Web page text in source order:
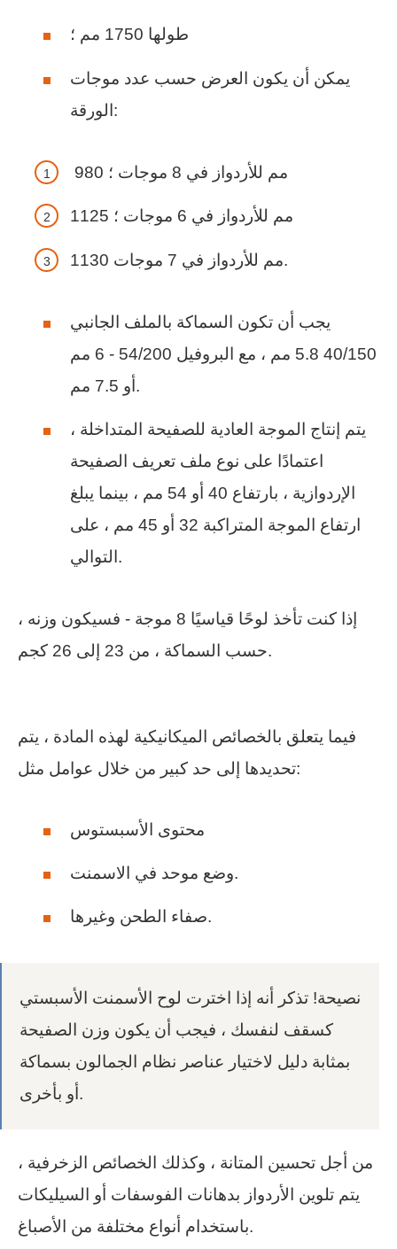
طولها 1750 مم ؛
يمكن أن يكون العرض حسب عدد موجات
الورقة:
980 مم للأردواز في 8 موجات ؛
1125 مم للأردواز في 6 موجات ؛
1130 مم للأردواز في 7 موجات.
يجب أن تكون السماكة بالملف الجانبي
40/150 5.8 مم ، مع البروفيل 54/200 - 6 مم
أو 7.5 مم.
يتم إنتاج الموجة العادية للصفيحة المتداخلة ،
اعتمادًا على نوع ملف تعريف الصفيحة
الإردوازية ، بارتفاع 40 أو 54 مم ، بينما يبلغ
ارتفاع الموجة المتراكبة 32 أو 45 مم ، على
التوالي.
إذا كنت تأخذ لوحًا قياسيًا 8 موجة - فسيكون وزنه ،
حسب السماكة ، من 23 إلى 26 كجم.
فيما يتعلق بالخصائص الميكانيكية لهذه المادة ، يتم
تحديدها إلى حد كبير من خلال عوامل مثل:
محتوى الأسبستوس
وضع موحد في الاسمنت.
صفاء الطحن وغيرها.
نصيحة! تذكر أنه إذا اخترت لوح الأسمنت الأسبستي
كسقف لنفسك ، فيجب أن يكون وزن الصفيحة
بمثابة دليل لاختيار عناصر نظام الجمالون بسماكة
أو بأخرى.
من أجل تحسين المتانة ، وكذلك الخصائص الزخرفية ،
يتم تلوين الأردواز بدهانات الفوسفات أو السيليكات
باستخدام أنواع مختلفة من الأصباغ.